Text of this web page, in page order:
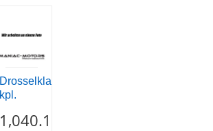
Drosselklappengehäuse
kpl.
1,040.10